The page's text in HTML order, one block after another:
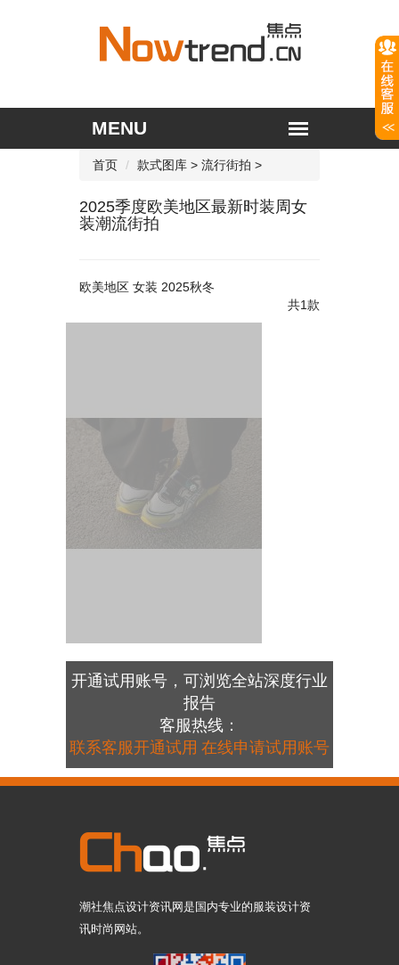
首页 款式图库 > 流行街拍 >
2025季度欧美地区最新时装周女
装潮流街拍
欧美地区 女装 2025秋冬
共1款
开通试用账号，可浏览全站深度行业
报告
客服热线：
联系客服开通试用 在线申请试用账号
潮社焦点设计资讯网是国内专业的服装设计资
讯时尚网站。